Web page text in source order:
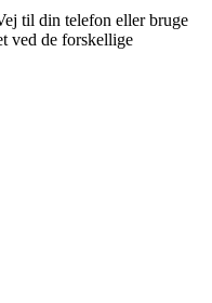
til din telefon eller bruge
ved de forskellige